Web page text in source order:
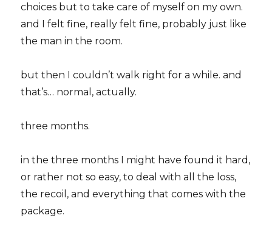
choices but to take care of myself on my own.
and I felt fine, really felt fine, probably just like
the man in the room.
but then I couldn’t walk right for a while. and
that’s… normal, actually.
three months.
in the three months I might have found it hard,
or rather not so easy, to deal with all the loss,
the recoil, and everything that comes with the
package.